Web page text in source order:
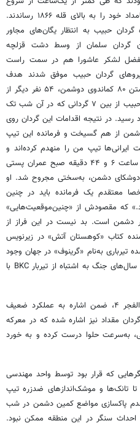
درگیری، یعنی حوالی ساعت ۳ و نیم بامداد خود را به بالای قله ۱۸۶۶ رساندند.
حبیب به انتظار یگان‌های مجاور
گردان سلمان از وسط دشت قزلچه
لشکر عاشورا هم در سمت راست
گردان حبیب موفق شدند هدف
تصرف‌شده را نگه دارند. آن‌ها ضمن کشتن ۸۰ کماندوی دوشمن، ۵۴ نفر دیگر از
کماندوهای بعثی را اسیر گرفتند. گردان حبیب از بین ۷ گردانی که در آن شب تک
رسید. در نتیجه اقدامات این گردان روی
۱۸۶۶ شیخ تاجر، شیرازه تیپ ۶۰۲ دشمن از هم گسیخت و فرمانده این تیپ
ایرانی‌ها تیپ من را منهدم کرده‌اند و
خودم هم توسط آن‌ها محاصره شده‌ام. ساعت ۶ و ۴۴ دقیقه صبح عمران پستی
دشمن، به‌سختی مجروح شد. او
معتقدم یک فرمانده باید در چنین
که مقصودش از «چنین‌موقعیت‌هایی»
دشمن است. بد نیست در این ‌فراز از
کتاب «کوهستان آتش» در زیرنویس
شده تیرباری به‌نام «گرینوف» در جهان وجود
ندارد. حال‌آن‌که رزمندگان ایرانی در طول سال‌های جنگ به اشتباه از تیربار BKC با
در خاطرات شب مرحله سوم عملیات والفجر ۴، ضمن اشاره به عملکرد ضعیف
مقداد نیز اشاره شده که در معرکه
به‌سرعت حلوا درست کرده و به خورد
که قرار بود توسط واحد مهندسی
تا تانک‌ها و موشک‌اندازهای ضدزره تیپ
عدم پاکسازی مواضع کمین دشمن در شب
سنگر در این منطقه ممکن نبود.